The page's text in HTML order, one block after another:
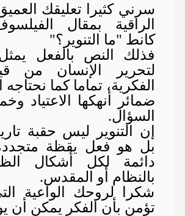
سرني كثيرا تعليقك
الراقية بمقال
كانط "ما التنوير؟"
فذلك النص بالفعل يمثل
لتحرير الإنسان من
الفكرية، تماما كما نحتاجه
ضمائر أنهكها الاعتياد
السؤال.
إن التنوير ليس حقبة
بل هو فعل يقظة
دائمة لكل أشكال
بالنظام أو المقدس.
شكرا لروحك الواعية
تؤمن بأن الفكر يمكن أن